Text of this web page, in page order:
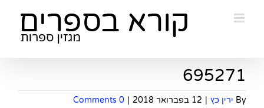
695271
By ירין כץ | 12 בפברואר 2018 |
0 Comments